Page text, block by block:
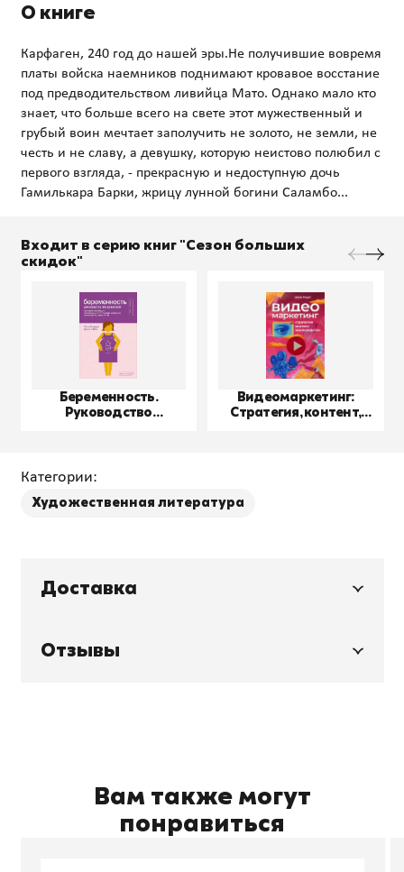
О книге
Карфаген, 240 год до нашей эры.Не получившие вовремя
платы войска наемников поднимают кровавое восстание
под предводительством ливийца Мато. Однако мало кто
знает, что больше всего на свете этот мужественный и
грубый воин мечтает заполучить не золото, не земли, не
честь и не славу, а девушку, которую неистово полюбил с
первого взгляда, - прекрасную и недоступную дочь
Входит в серию книг "Сезон больших
скидок"
Беременность.
Руководство
Видеомаркетинг:
Стратегия, контент,
Категории:
Художественная литература
Доставка
Отзывы
Вам также могут
понравиться